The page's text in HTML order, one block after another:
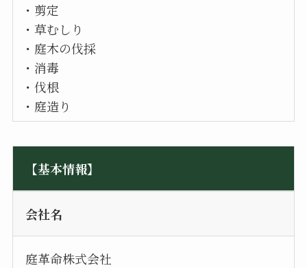
・剪定
・草むしり
・庭木の伐採
・消毒
・伐根
・庭造り
【基本情報】
会社名
庭革命株式会社